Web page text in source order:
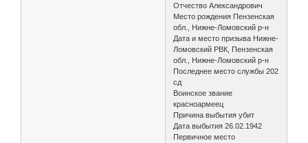
Отчество Александрович
Место рождения Пензенская
обл., Нижне-Ломовский р-н
Дата и место призыва Нижне-
Ломовский РВК, Пензенская
обл., Нижне-Ломовский р-н
Последнее место службы 202
сд
Воинское звание
красноармеец
Причина выбытия убит
Дата выбытия 26.02.1942
Первичное место